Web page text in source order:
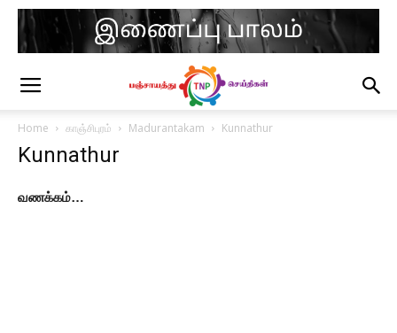
Home காஞ்சிபுரம் Madurantakam Kunnathur
Kunnathur
வணக்கம்…